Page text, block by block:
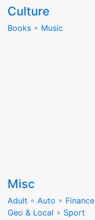
Culture
Books ∘ Music
Misc
Adult ∘ Auto ∘ Finance
Geo & Local ∘ Sport